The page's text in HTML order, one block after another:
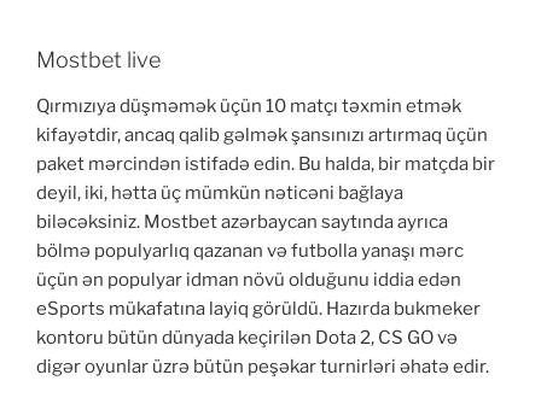
Mostbet live
Qırmızıya düşməmək üçün 10 matçı təxmin etmək
kifayətdir, ancaq qalib gəlmək şansınızı artırmaq üçün
paket mərcindən istifadə edin. Bu halda, bir matçda bir
deyil, iki, hətta üç mümkün nəticəni bağlaya
biləcəksiniz. Mostbet azərbaycan saytında ayrıca
bölmə populyarlıq qazanan və futbolla yanaşı mərc
üçün ən populyar idman növü olduğunu iddia edən
eSports mükafatına layiq görüldü. Hazırda bukmeker
kontoru bütün dünyada keçirilən Dota 2, CS GO və
digər oyunlar üzrə bütün peşəkar turnirləri əhatə edir.